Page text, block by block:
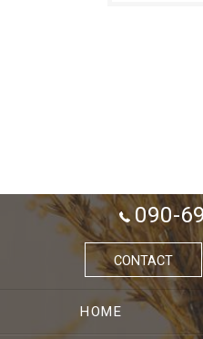
090-
CONTACT
HOME